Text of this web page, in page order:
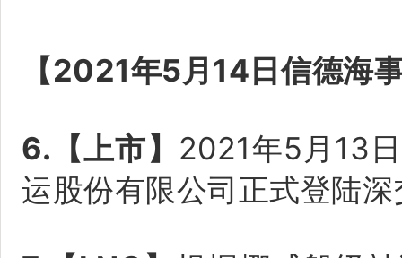
【2021年5月14日信德海
6.【上市】 2021年5月13
运股份有限公司正式登陆